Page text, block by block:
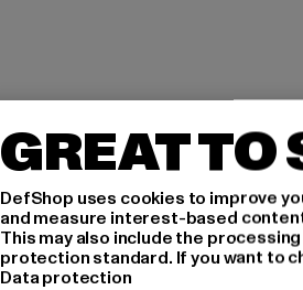
GREAT TO
DefShop uses cookies to improve
and measure interest-based
This may also include the
protection standard. If you want to
Data protection